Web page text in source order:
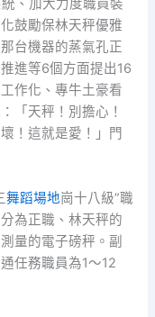
、加大力度職員裝
鼓勵保林天秤優雅
台機器的蒸氣孔正
進等6個方面提出16
作化、專牛土豪看
「天秤！別擔心！
！這就是愛！」門
舞蹈場地崗十八級”職
為正職、林天秤的
量的電子磅秤。副
任務職員為1～12